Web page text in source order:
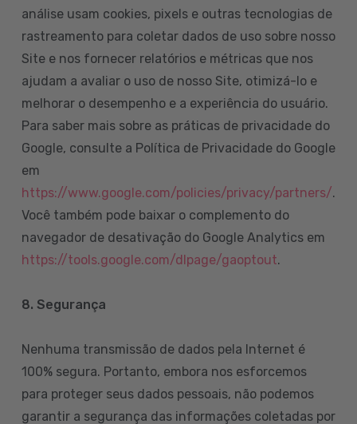
análise usam cookies, pixels e outras tecnologias de
rastreamento para coletar dados de uso sobre nosso
Site e nos fornecer relatórios e métricas que nos
ajudam a avaliar o uso de nosso Site, otimizá-lo e
melhorar o desempenho e a experiência do usuário.
Para saber mais sobre as práticas de privacidade do
Google, consulte a Política de Privacidade do Google
em
https://www.google.com/policies/privacy/partners/.
Você também pode baixar o complemento do
navegador de desativação do Google Analytics em
https://tools.google.com/dlpage/gaoptout.
8. Segurança
Nenhuma transmissão de dados pela Internet é
100% segura. Portanto, embora nos esforcemos
para proteger seus dados pessoais, não podemos
garantir a segurança das informações coletadas por